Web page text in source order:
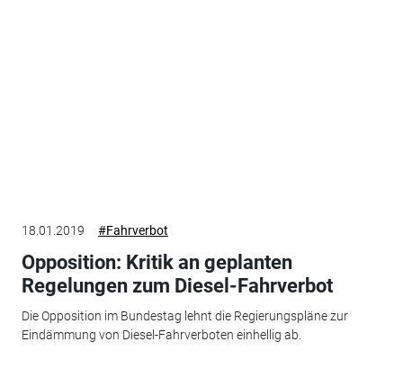
18.01.2019 #Fahrverbot
Opposition: Kritik an geplanten
Regelungen zum Diesel-Fahrverbot
Die Opposition im Bundestag lehnt die Regierungspläne zur
Eindämmung von Diesel-Fahrverboten einhellig ab.